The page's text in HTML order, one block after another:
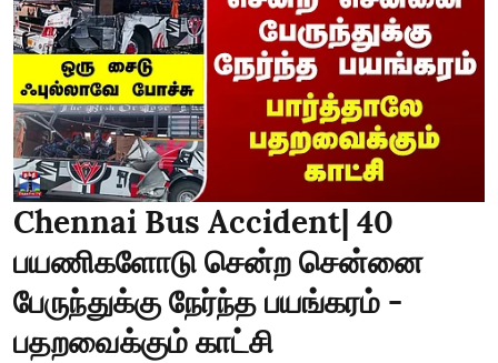
Chennai Bus Accident| 40
பயணிகளோடு சென்ற சென்னை
பேருந்துக்கு நேர்ந்த பயங்கரம் -
பதறவைக்கும் காட்சி